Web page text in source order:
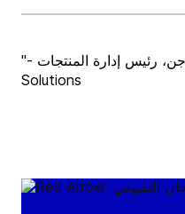
"- بول فيربروجن، رئيس إدارة المنتجات، GEA Food
Solutions